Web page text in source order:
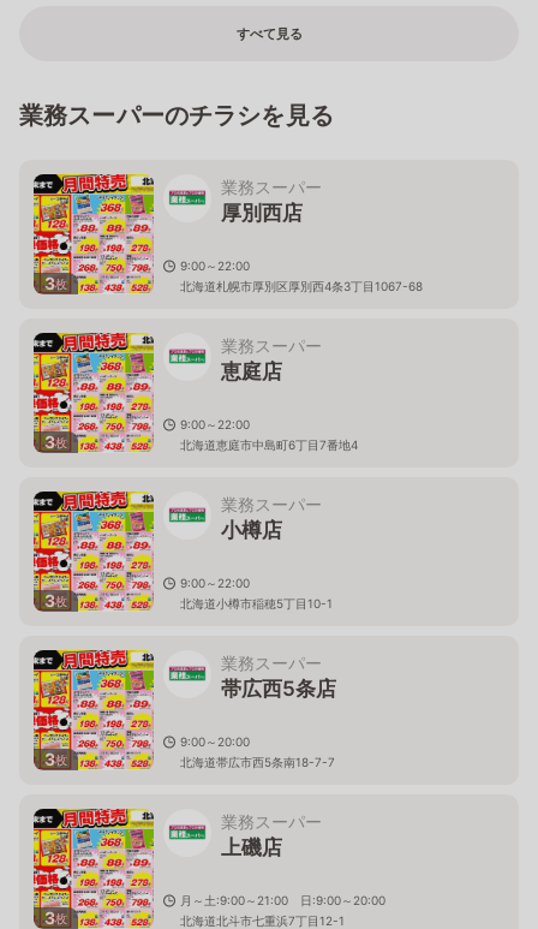
すべて見る
業務スーパーのチラシを見る
3枚
業務スーパー
厚別西店
9:00～22:00
北海道札幌市厚別区厚別西4条3丁目1067-68
3枚
業務スーパー
恵庭店
9:00～22:00
北海道恵庭市中島町6丁目7番地4
3枚
業務スーパー
小樽店
9:00～22:00
北海道小樽市稲穂5丁目10-1
3枚
業務スーパー
帯広西5条店
9:00～20:00
北海道帯広市西5条南18-7-7
3枚
業務スーパー
上磯店
月～土:9:00～21:00 日:9:00～20:00
北海道北斗市七重浜7丁目12-1